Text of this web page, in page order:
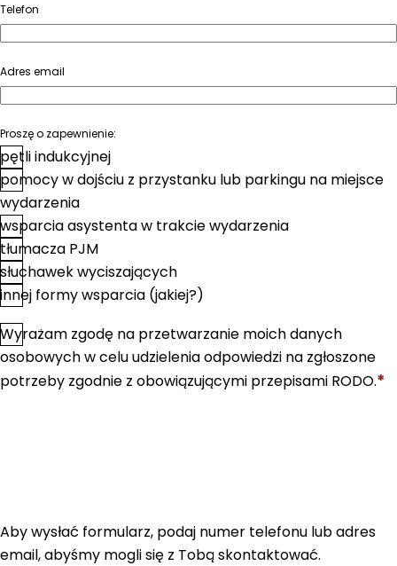
Telefon
Adres email
Proszę o zapewnienie:
pętli indukcyjnej
pomocy w dojściu z przystanku lub parkingu na miejsce
wydarzenia
wsparcia asystenta w trakcie wydarzenia
tłumacza PJM
słuchawek wyciszających
innej formy wsparcia (jakiej?)
Zgoda*
Wyrażam zgodę na przetwarzanie moich danych
osobowych w celu udzielenia odpowiedzi na zgłoszone
potrzeby zgodnie z obowiązującymi przepisami RODO.*
Aby wysłać formularz, podaj numer telefonu lub adres
email, abyśmy mogli się z Tobą skontaktować.